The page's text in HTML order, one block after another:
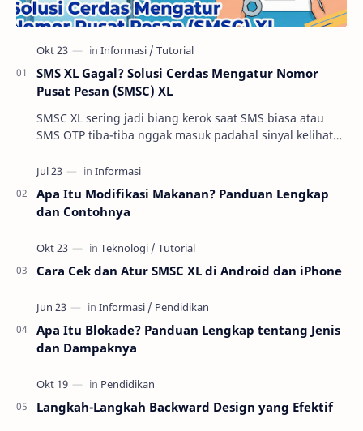
SMS XL Gagal? Solusi Cerdas Mengatur Nomor
Pusat Pesan (SMSC) XL
SMSC XL sering jadi biang kerok saat SMS biasa atau
SMS OTP tiba-tiba nggak masuk padahal sinyal kelihatan
Apa Itu Modifikasi Makanan? Panduan Lengkap
dan Contohnya
Cara Cek dan Atur SMSC XL di Android dan iPhone
Apa Itu Blokade? Panduan Lengkap tentang Jenis
dan Dampaknya
Langkah-Langkah Backward Design yang Efektif